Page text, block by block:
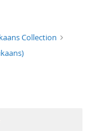
Collection